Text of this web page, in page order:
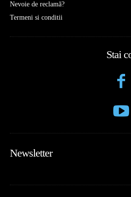
Nevoie de reclamă?
Termeni si conditii
Stai
Newsletter